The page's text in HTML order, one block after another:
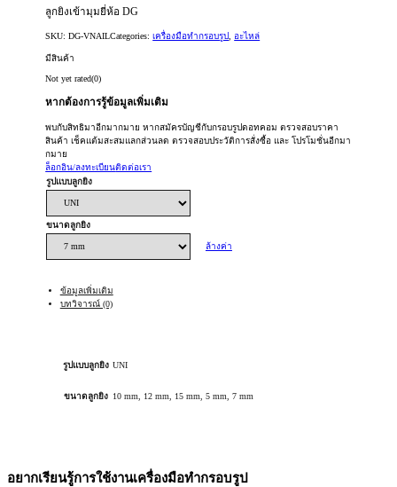
ลูกยิงเข้ามุมยี่ห้อ DG
SKU:DG-VNAILCategories:เครื่องมือทำกรอบรูป, อะไหล่
มีสินค้า
Not yet rated(0)
หากต้องการรู้ข้อมูลเพิ่มเติม
พบกับสิทธิมาอีกมากมาย หากสมัครบัญชีกับกรอบรูปดอทคอม ตรวจสอบราคา
สินค้า เช็คแต้มสะสมแลกส่วนลด ตรวจสอบประวัติการสั่งซื้อ และ โปรโมชั่นอีกมา
กมาย
ล็อกอิน/ลงทะเบียนติดต่อเรา
รูปแบบลูกยิง
ขนาดลูกยิง
ล้างค่า
ข้อมูลเพิ่มเติม
บทวิจารณ์ (0)
รูปแบบลูกยิง UNI
ขนาดลูกยิง 10 mm, 12 mm, 15 mm, 5 mm, 7 mm
อยากเรียนรู้การใช้งานเครื่องมือทำกรอบรูป